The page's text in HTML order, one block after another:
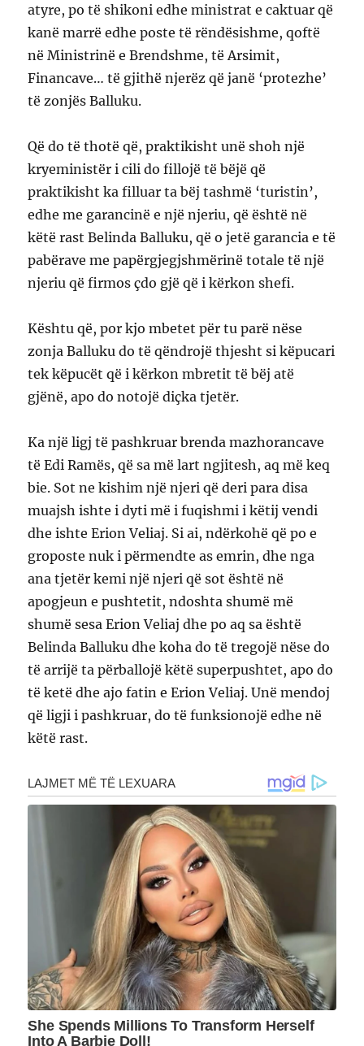
atyre, po të shikoni edhe ministrat e caktuar që
kanë marrë edhe poste të rëndësishme, qoftë
në Ministrinë e Brendshme, të Arsimit,
Financave… të gjithë njerëz që janë ‘protezhe’
të zonjës Balluku.
Që do të thotë që, praktikisht unë shoh një
kryeministër i cili do fillojë të bëjë që
praktikisht ka filluar ta bëj tashmë ‘turistin’,
edhe me garancinë e një njeriu, që është në
këtë rast Belinda Balluku, që o jetë garancia e të
pabërave me papërgjegjshmërinë totale të një
njeriu që firmos çdo gjë që i kërkon shefi.
Kështu që, por kjo mbetet për tu parë nëse
zonja Balluku do të qëndrojë thjesht si këpucari
tek këpucët që i kërkon mbretit të bëj atë
gjënë, apo do notojë diçka tjetër.
Ka një ligj të pashkruar brenda mazhorancave
të Edi Ramës, që sa më lart ngjitesh, aq më keq
bie. Sot ne kishim një njeri që deri para disa
muajsh ishte i dyti më i fuqishmi i këtij vendi
dhe ishte Erion Veliaj. Si ai, ndërkohë që po e
groposte nuk i përmendte as emrin, dhe nga
ana tjetër kemi një njeri që sot është në
apogjeun e pushtetit, ndoshta shumë më
shumë sesa Erion Veliaj dhe po aq sa është
Belinda Balluku dhe koha do të tregojë nëse do
të arrijë ta përballojë këtë superpushtet, apo do
të ketë dhe ajo fatin e Erion Veliaj. Unë mendoj
që ligji i pashkruar, do të funksionojë edhe në
këtë rast.